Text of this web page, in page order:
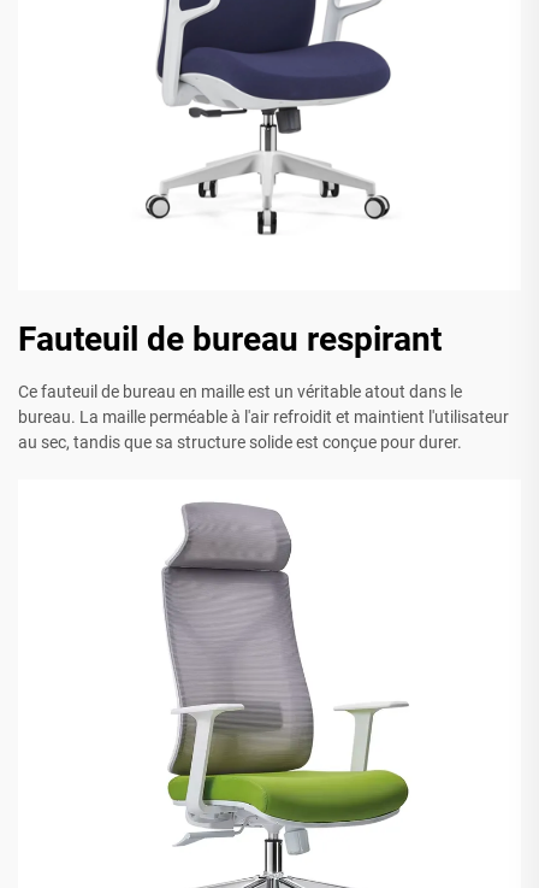
Fauteuil de bureau respirant
Ce fauteuil de bureau en maille est un véritable atout dans le
bureau. La maille perméable à l'air refroidit et maintient l'utilisateur
au sec, tandis que sa structure solide est conçue pour durer.